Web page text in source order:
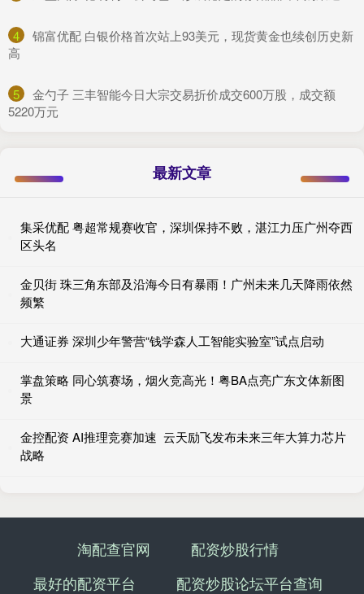
4
​锦富优配 白银价格首次站上93美元，现货黄金也续创历史新
高
5
​金勺子 三丰智能今日大宗交易折价成交600万股，成交额
5220万元
最新文章
集采优配 粤超常规赛收官，深圳保持不败，湛江力压广州夺西
区头名
金贝街 珠三角东部及沿海今日有暴雨！广州未来几天降雨依然
频繁
大通证券 深圳少年警营“钱学森人工智能实验室”试点启动
掌盘策略 同心筑赛场，烟火竞高光！粤BA点亮广东文体新图
景
金控配资 AI推理竞赛加速 云天励飞发布未来三年大算力芯片
战略
淘配查官网
配资炒股行情
最好的配资平台
配资炒股论坛平台查询